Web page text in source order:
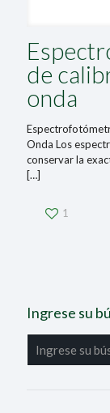
de
onda
Onda Los
conservar la
[…]
1
Ingrese su